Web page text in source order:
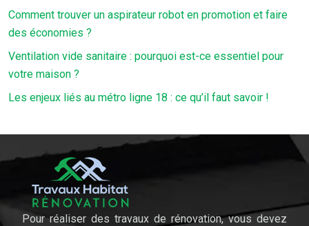
Comment trouver un aspirateur robot en promotion et faire
des économies ?
Ventilation vide sanitaire : pourquoi est-ce essentiel pour
votre maison ?
Les enjeux liés au métro ligne 18 : ce qu’il faut savoir !
Pour réaliser des travaux de rénovation, vous devez